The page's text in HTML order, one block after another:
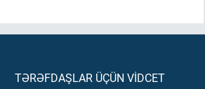
TƏRƏFDAŞLAR ÜÇÜN VİDCET